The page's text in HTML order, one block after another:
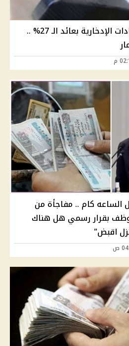
آخر موعد لشراء الشهادات الإدخارية بعائد الـ 27% ..
الساعه كام .. مفاجأة من
مليون موظف بقرار رسمي هل هناك
اقبض"